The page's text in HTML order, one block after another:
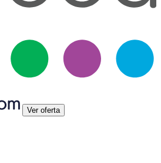
Ver oferta